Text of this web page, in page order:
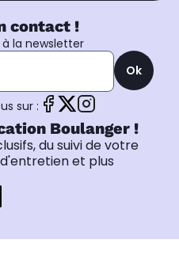
contact !
la newsletter
Ok
sur :
Boulanger !
du suivi de votre
et plus